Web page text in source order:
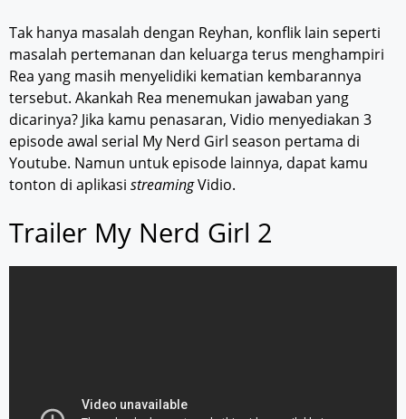
Tak hanya masalah dengan Reyhan, konflik lain seperti
masalah pertemanan dan keluarga terus menghampiri
Rea yang masih menyelidiki kematian kembarannya
tersebut. Akankah Rea menemukan jawaban yang
dicarinya? Jika kamu penasaran, Vidio menyediakan 3
episode awal serial My Nerd Girl season pertama di
Youtube. Namun untuk episode lainnya, dapat kamu
tonton di aplikasi streamingVidio.
Trailer My Nerd Girl 2